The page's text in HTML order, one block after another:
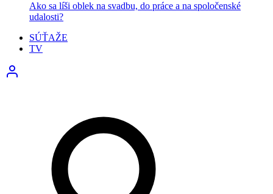
Ako sa líši oblek na svadbu, do práce a na spoločenské
udalosti?
SÚŤAŽE
TV